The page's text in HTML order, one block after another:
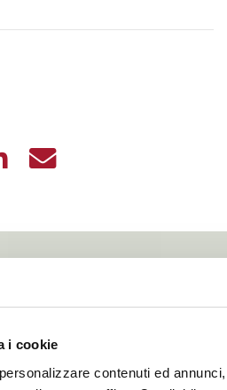
i cookie
contenuti ed
I
I
DI CITTADINANZA: I
SEMI DISEMI DI